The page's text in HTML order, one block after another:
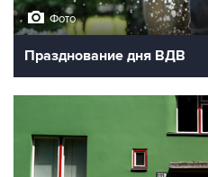
Фото
Празднование дня ВДВ